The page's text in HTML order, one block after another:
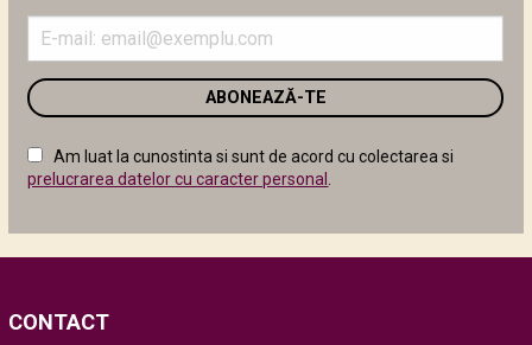
adresa
email
în
următor
Am luat la cunostinta si sunt de acord cu colectarea si
prelucrarea datelor cu caracter personal .
CONTACT